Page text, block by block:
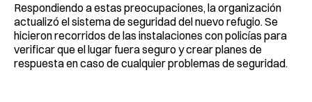
Respondiendo a estas preocupaciones, la organización
actualizó el sistema de seguridad del nuevo refugio. Se
hicieron recorridos de las instalaciones con policías para
verificar que el lugar fuera seguro y crear planes de
respuesta en caso de cualquier problemas de seguridad.